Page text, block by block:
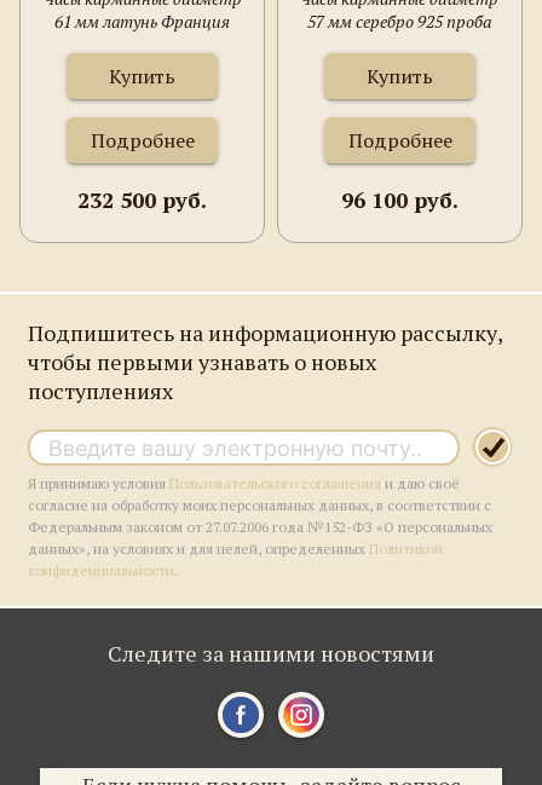
L`EPINE 18 ВЕК.
ЦИФЕРБЛАТА, НА ХОДУ
ИНОГДА
ОСТАНАВЛИВАЮТСЯ НА
6:20
61 мм латунь Франция
век. реставрация
циферблата, на ходу иногда
останавливаются на 6:20
Купить
Подробнее
232 500 руб.
BANNISTER 1813Г.
57 мм серебро 925 проба
1813г.
Купить
Подробнее
96 100 руб.
Подпишитесь на информационную рассылку,
чтобы первыми узнавать о новых
поступлениях
Я принимаю условияПользовательского соглашения и даю своё
согласие на обработку моих персональных данных, в соответствии с
Федеральным законом от 27.07.2006 года №152-ФЗ «О персональных
данных», на условиях и для целей, определенныхПолитикой
конфиденциальности.
Следите за нашими новостями